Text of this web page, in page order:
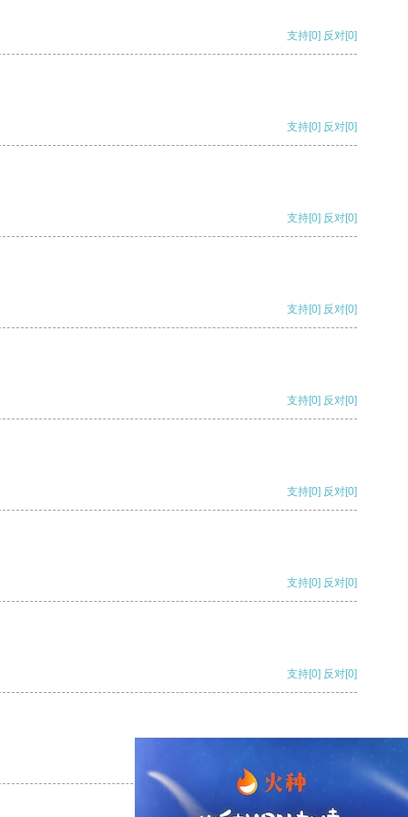
支持[0] 反对[0]
支持[0] 反对[0]
支持[0] 反对[0]
支持[0] 反对[0]
支持[0] 反对[0]
支持[0] 反对[0]
支持[0] 反对[0]
支持[0] 反对[0]